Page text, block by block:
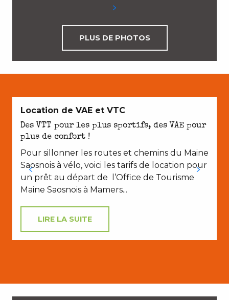
PLUS DE PHOTOS
Location de VAE et VTC
Des VTT pour les plus sportifs, des VAE pour
plus de confort !
Pour sillonner les routes et chemins du Maine
Saosnois à vélo, voici les tarifs de location pour
un prêt au départ de l’Office de Tourisme
Maine Saosnois à Mamers...
LIRE LA SUITE